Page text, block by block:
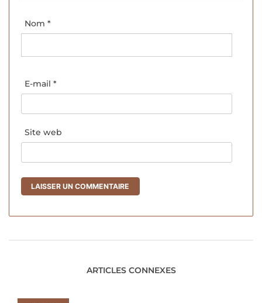
Nom *
E-mail *
Site web
ARTICLES CONNEXES